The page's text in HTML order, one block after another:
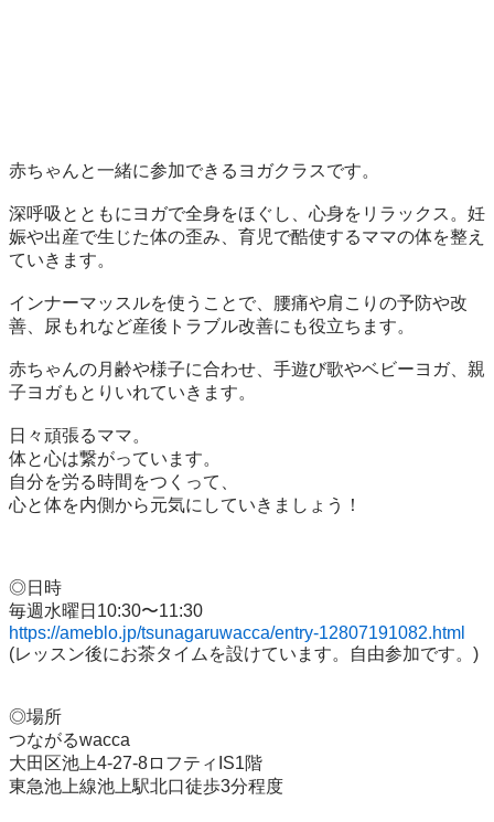
赤ちゃんと一緒に参加できるヨガクラスです。
深呼吸とともにヨガで全身をほぐし、心身をリラックス。妊
娠や出産で生じた体の歪み、育児で酷使するママの体を整え
ていきます。
インナーマッスルを使うことで、腰痛や肩こりの予防や改
善、尿もれなど産後トラブル改善にも役立ちます。
赤ちゃんの月齢や様子に合わせ、手遊び歌やベビーヨガ、親
子ヨガもとりいれていきます。
日々頑張るママ。
体と心は繋がっています。
自分を労る時間をつくって、
心と体を内側から元気にしていきましょう！
◎日時
https://ameblo.jp/tsunagaruwacca/entry-12807191082.html
(レッスン後にお茶タイムを設けています。自由参加です。)
◎場所
つながるwacca
大田区池上4-27-8ロフティIS1階
東急池上線池上駅北口徒歩3分程度